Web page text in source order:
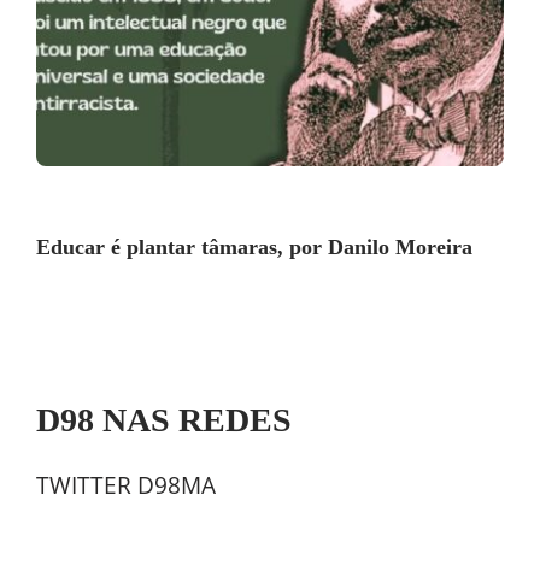
Educar é plantar tâmaras, por Danilo Moreira
D98 NAS REDES
TWITTER D98MA